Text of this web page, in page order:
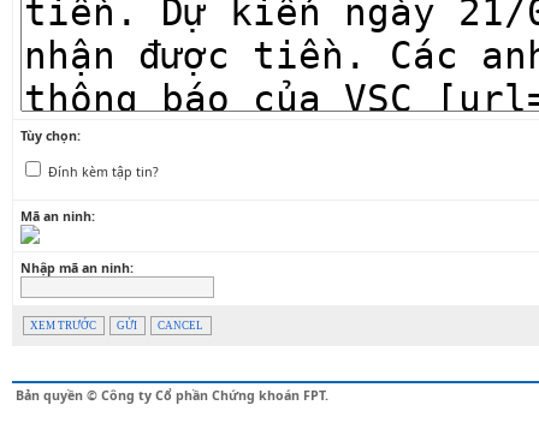
Tùy chọn:
Đính kèm tập tin?
Mã an ninh:
Nhập mã an ninh:
XEM TRƯỚC GỬI CANCEL
Bản quyền © Công ty Cổ phần Chứng khoán FPT.